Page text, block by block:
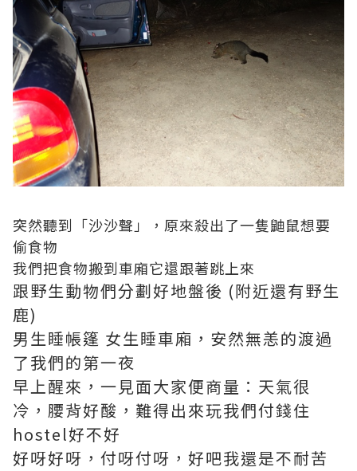
突然聽到「沙沙聲」，原來殺出了一隻鼬鼠想要
偷食物
我們把食物搬到車廂它還跟著跳上來
跟野生動物們分劃好地盤後 (附近還有野生
鹿)
男生睡帳篷 女生睡車廂，安然無恙的渡過
了我們的第一夜
早上醒來，一見面大家便商量：天氣很
冷，腰背好酸，難得出來玩我們付錢住
hostel好不好
好呀好呀，付呀付呀，好吧我還是不耐苦